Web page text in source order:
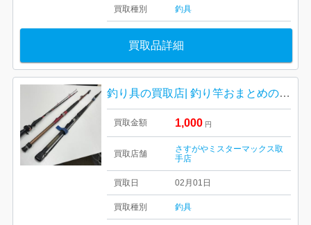
買取種別 釣具
買取品詳細
釣り具の買取店| 釣り竿おまとめの買取| 龍ケ崎市愛戸町
買取金額 1,000 円
買取店舗
さすがやミスターマックス取
手店
買取日 02月01日
買取種別 釣具